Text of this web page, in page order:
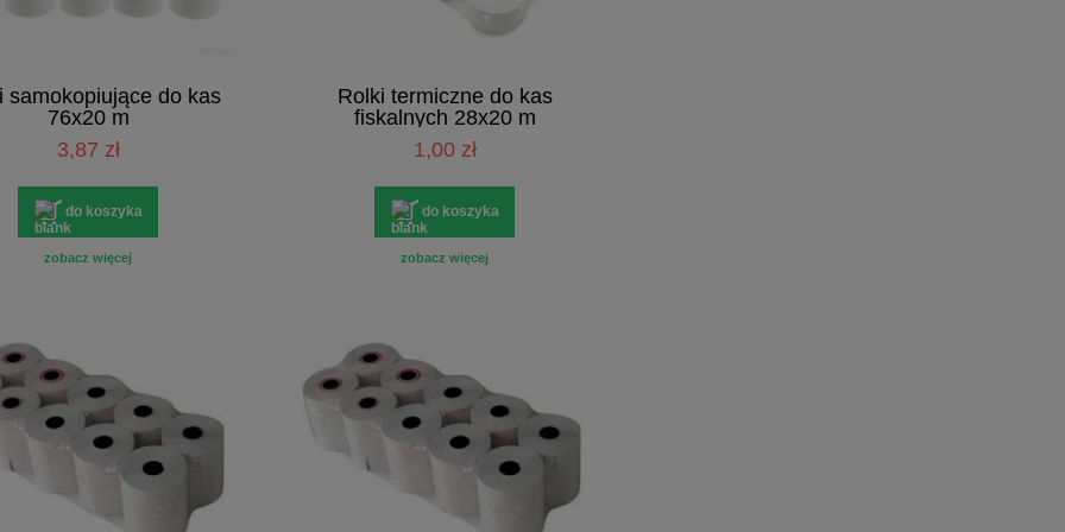
samokopiujące do kas
76x20 m
3,87 zł
do koszyka
zobacz więcej
Rolki termiczne do kas
fiskalnych 28x20 m
1,00 zł
do koszyka
zobacz więcej